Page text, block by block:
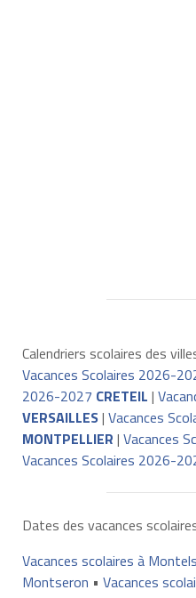
Calendriers scolaires des
Vacances Scolaires 2026-
2026-2027 CRETEIL |
VERSAILLES| Vacances
MONTPELLIER | Vacances
Vacances Scolaires 2026-
Dates des vacances
Vacances scolaires à Montels
Montseron • Vacances